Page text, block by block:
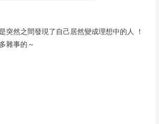
突然之間發現了自己居然變成理想中的人 ！
雜事的～